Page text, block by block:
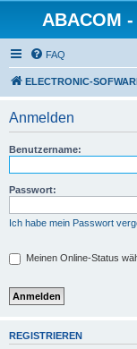
ABACOM -
FAQ
ELECTRONIC-
Anmelden
Benutzername:
Passwort:
Ich habe mein Passwort
Meinen Online-Status
REGISTRIEREN